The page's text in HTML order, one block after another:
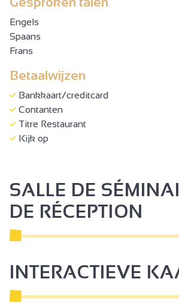
Engels
Spaans
Frans
Betaalwijzen
Bankkaart/creditcard
Contanten
Titre Restaurant
Kijk op
SALLE DE
DE RÉCEPTION
INTERACTIEVE